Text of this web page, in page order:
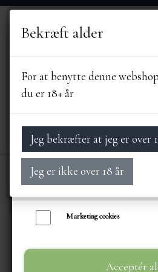
Forside DRIKKEVARER
brugeroplevelse, til markedsføring og til at
ved at trykke på linket 'Cookies' nederst på
Nødvendige cookies
Funktionelle cookies
Statistik cookies
Marketing cookies
Acceptér
Bekræft alder
For at benytte denne
du er 18+ år
Jeg bekræfter at jeg er over
Jeg er ikke over 18 år